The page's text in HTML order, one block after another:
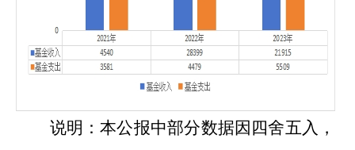
说明：本公报中部分数据因四舍五入，